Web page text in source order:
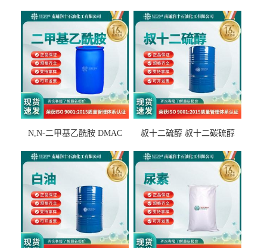
N,N-二甲基乙酰胺 DMAC
叔十二硫醇 叔十二碳硫醇